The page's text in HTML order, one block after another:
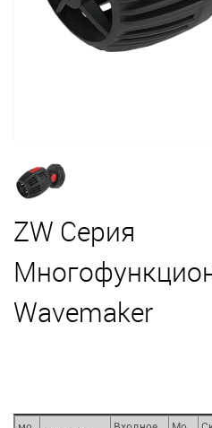
ZW Серия
Wavemaker